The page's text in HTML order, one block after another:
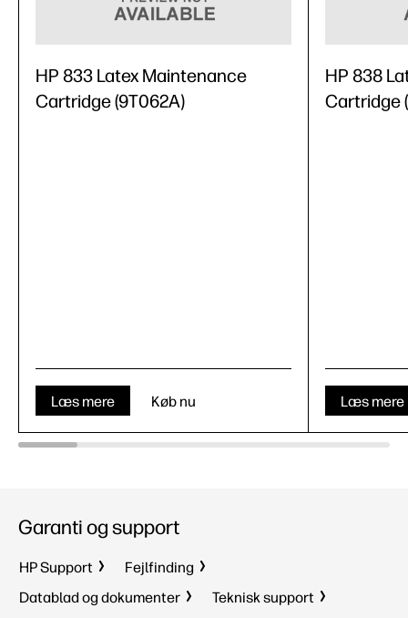
HP 833 Latex Maintenance
Cartridge (9T062A)
Læs mere Køb nu
HP 838
Cartridge
Læs mere
Garanti og support
HP Support
Fejlfinding
Datablad og dokumenter
Teknisk support